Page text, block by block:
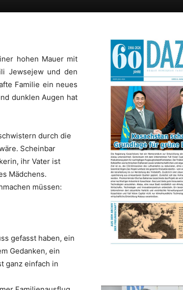
hohen Mauer mit
Jewsejew und den
Familie ein neues
dunklen Augen hat
durch die
Scheinbar
ihr Vater ist
Mädchens.
müssen:
gefasst haben, ein
Gedanken, ein
ganz einfach in